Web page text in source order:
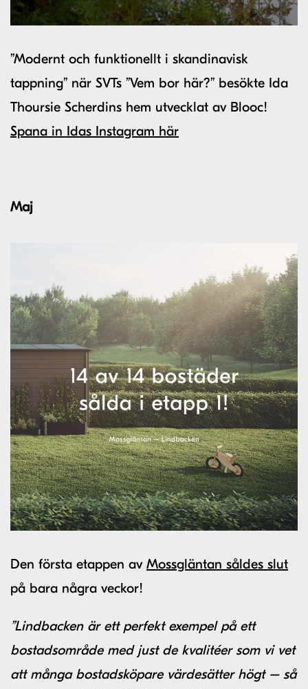
”Modernt och funktionellt i skandinavisk
tappning” när SVTs ”Vem bor här?” besökte Ida
Thoursie Scherdins hem utvecklat av Blooc!
Spana in Idas Instagram här
Maj
Den första etappen av Mossgläntan såldes slut
på bara några veckor!
”Lindbacken är ett perfekt exempel på ett
bostadsområde med just de kvalitéer som vi vet
att många bostadsköpare värdesätter högt – så